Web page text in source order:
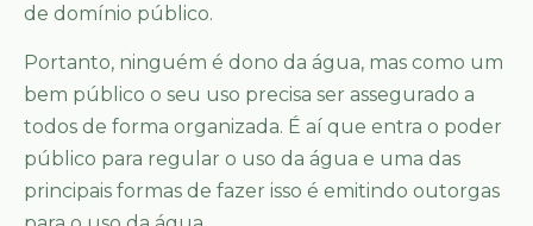
de domínio público.
Portanto, ninguém é dono da água, mas como um
bem público o seu uso precisa ser assegurado a
todos de forma organizada. É aí que entra o poder
público para regular o uso da água e uma das
principais formas de fazer isso é emitindo outorgas